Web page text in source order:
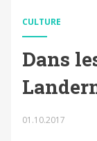
CULTURE
Dans
01.10.2017